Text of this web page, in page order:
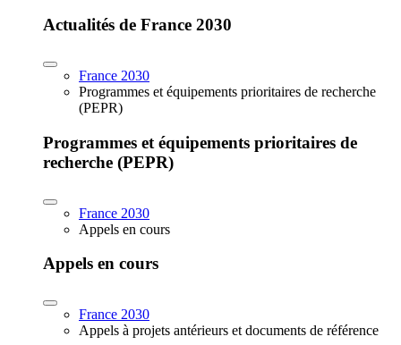
Actualités de France 2030
France 2030
Programmes et équipements prioritaires de recherche
(PEPR)
Programmes et équipements prioritaires de
recherche (PEPR)
France 2030
Appels en cours
Appels en cours
France 2030
Appels à projets antérieurs et documents de référence